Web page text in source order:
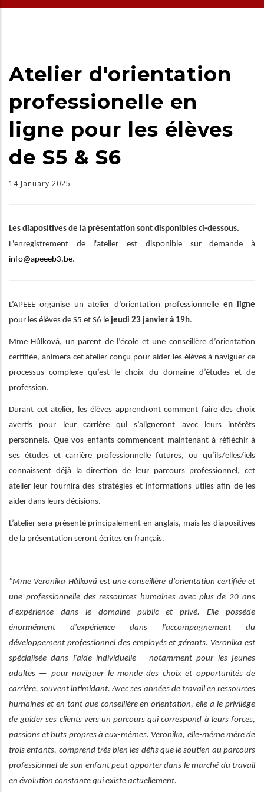
Atelier d'orientation
professionelle en
ligne pour les élèves
de S5 & S6
14 January 2025
Les diapositives de la présentation sont disponibles ci-dessous.
L'enregistrement de l'atelier est disponible sur demande à
info@apeeeb3.be.
L’APEEE organise un atelier d’orientation professionnelle en ligne
pour les élèves de S5 et S6 le jeudi 23 janvier à 19h.
Mme Hůlková, un parent de l’école et une conseillère d’orientation
certifiée, animera cet atelier conçu pour aider les élèves à naviguer ce
processus complexe qu’est le choix du domaine d’études et de
profession.
Durant cet atelier, les élèves apprendront comment faire des choix
avertis pour leur carrière qui s’aligneront avec leurs intérêts
personnels. Que vos enfants commencent maintenant à réfléchir à
ses études et carrière professionnelle futures, ou qu’ils/elles/iels
connaissent déjà la direction de leur parcours professionnel, cet
atelier leur fournira des stratégies et informations utiles afin de les
aider dans leurs décisions.
L’atelier sera présenté principalement en anglais, mais les diapositives
de la présentation seront écrites en français.
"Mme Veronika Hůlková est une conseillère d'orientation certifiée et
une professionnelle des ressources humaines avec plus de 20 ans
d'expérience dans le domaine public et privé. Elle possède
énormément d'expérience dans l'accompagnement du
développement professionnel des employés et gérants. Veronika est
spécialisée dans l'aide individuelle— notamment pour les jeunes
adultes — pour naviguer le monde des choix et opportunités de
carrière, souvent intimidant. Avec ses années de travail en ressources
humaines et en tant que conseillère en orientation, elle a le privilège
de guider ses clients vers un parcours qui correspond à leurs forces,
passions et buts propres à eux-mêmes. Veronika, elle-même mère de
trois enfants, comprend très bien les défis que le soutien au parcours
professionnel de son enfant peut apporter dans le marché du travail
en évolution constante qui existe actuellement.